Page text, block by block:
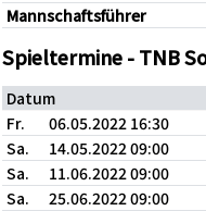
Mannschaftsführer
Spieltermine - TNB
Datum
Fr.
06.05.2022 16:30
Sa.
14.05.2022 09:00
Sa.
11.06.2022 09:00
Sa.
25.06.2022 09:00